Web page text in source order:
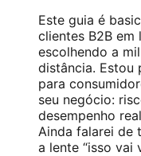
Este guia é
clientes B2B em
escolhendo a
distância. Estou
para
seu negócio:
desempenho
Ainda falarei de
a lente “isso vai